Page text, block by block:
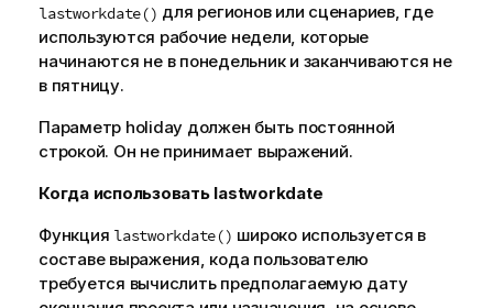
lastworkdate() для регионов или сценариев, где
используются рабочие недели, которые
начинаются не в понедельник и заканчиваются не
в пятницу.
Параметр holiday должен быть постоянной
строкой. Он не принимает выражений.
Когда использовать lastworkdate
Функция lastworkdate() широко используется в
составе выражения, кода пользователю
требуется вычислить предполагаемую дату